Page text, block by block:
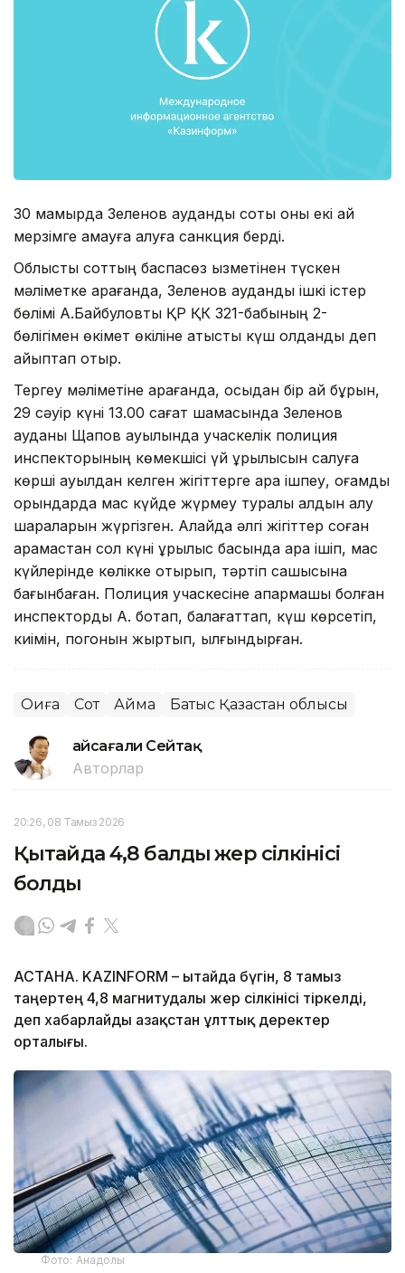
30 мамырда Зеленов аудандық соты оны екі ай
мерзімге қамауға алуға санкция берді.
Облыстық соттың баспасөз қызметінен түскен
мәліметке қарағанда, Зеленов аудандық ішкі істер
бөлімі А.Байбуловты ҚР ҚК 321-бабының 2-
бөлігімен өкiмет өкiлiне қатысты күш қолданды деп
айыптап отыр.
Тергеу мәліметіне қарағанда, осыдан бір ай бұрын,
29 сәуір күні 13.00 сағат шамасында Зеленов
ауданы Щапов ауылында учаскелік полиция
инспекторының көмекшісі үй құрылысын салуға
көрші ауылдан келген жігіттерге арақ ішпеу, қоғамдық
орындарда мас күйде жүрмеу туралы алдын алу
шараларын жүргізген. Алайда әлгі жігіттер соған
қарамастан сол күні құрылыс басында арақ ішіп, мас
күйлерінде көлікке отырып, тәртіп сақшысына
бағынбаған. Полиция учаскесіне апармақшы болған
инспекторды А. боқтап, балағаттап, күш көрсетіп,
киімін, погонын жыртып, қылғындырған.
Оқиға Сот Аймақ Батыс Қазақстан облысы
Ғайсағали Сейтақ
Авторлар
20:26, 08 Тамыз 2026
Қытайда 4,8 балдық жер сілкінісі
болды
АСТАНА. KAZINFORM – Қытайда бүгін, 8 тамыз
таңертең 4,8 магнитудалы жер сілкінісі тіркелді,
деп хабарлайды Қазақстан ұлттық деректер
орталығы.
Фото: Анадолы